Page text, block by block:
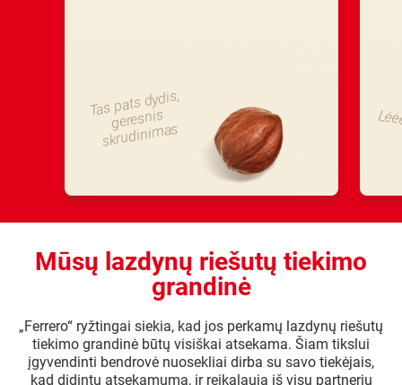
Tas pats dydis,
geresnis
skrudini
mas
Mūsų lazdynų riešutų tiekimo
grandinė
„Ferrero“ ryžtingai siekia, kad jos perkamų lazdynų riešutų
tiekimo grandinė būtų visiškai atsekama. Šiam tikslui
įgyvendinti bendrovė nuosekliai dirba su savo tiekėjais,
kad didintų atsekamumą, ir reikalauja iš visų partnerių